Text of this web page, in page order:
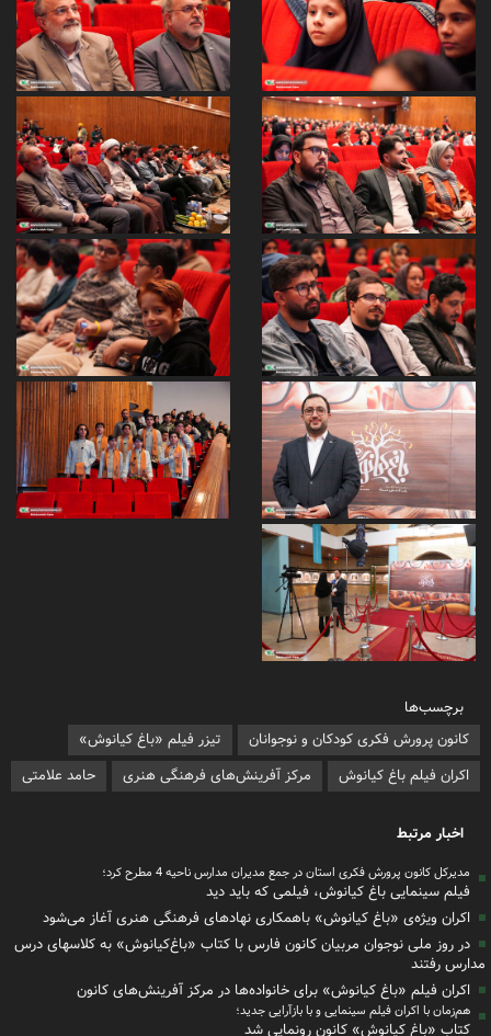
برچسب‌ها
کانون پرورش فکری کودکان و نوجوانان
تیزر فیلم «باغ کیانوش»
اکران فیلم باغ کیانوش
مرکز آفرینش‌های فرهنگی هنری حامد علامتی
اخبار مرتبط
مدیرکل کانون پرورش فکری استان در جمع مدیران مدارس ناحیه 4 مطرح کرد؛
فیلم سینمایی باغ کیانوش، فیلمی که باید دید
اکران ویژه‌ی «باغ کیانوش» باهمکاری نهادهای فرهنگی هنری آغاز می‌شود
در روز ملی نوجوان مربیان کانون فارس با کتاب «باغ‌کیانوش» به کلاسهای درس
مدارس رفتند
اکران فیلم «باغ کیانوش» برای خانواده‌ها در مرکز آفرینش‌های کانون
هم‌زمان با اکران فیلم سینمایی و با بازآرایی جدید؛
کتاب «باغ کیانوش» کانون رونمایی شد